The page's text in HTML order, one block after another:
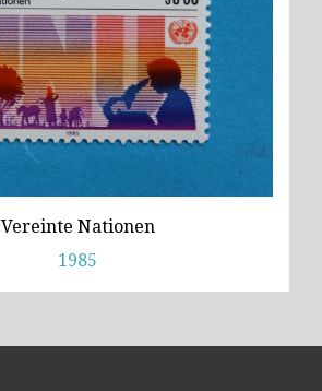
Vereinte Nationen
1985